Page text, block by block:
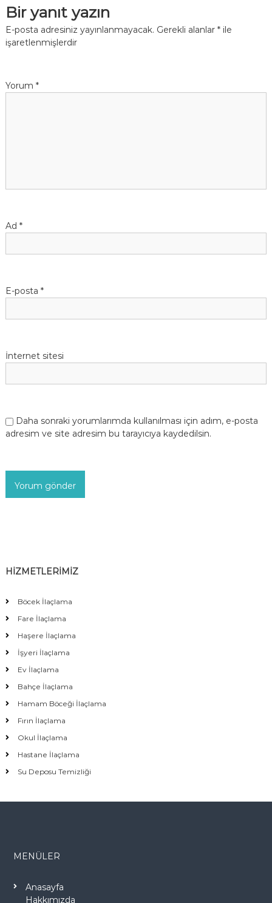
Bir yanıt yazın
E-posta adresiniz yayınlanmayacak. Gerekli alanlar *ile
işaretlenmişlerdir
Yorum *
Ad *
E-posta *
İnternet sitesi
Daha sonraki yorumlarımda kullanılması için adım, e-posta
adresim ve site adresim bu tarayıcıya kaydedilsin.
HİZMETLERİMİZ
Böcek İlaçlama
Fare İlaçlama
Haşere İlaçlama
İşyeri İlaçlama
Ev İlaçlama
Bahçe İlaçlama
Hamam Böceği İlaçlama
Fırın İlaçlama
Okul İlaçlama
Hastane İlaçlama
Su Deposu Temizliği
MENÜLER
Anasayfa
Hakkımızda